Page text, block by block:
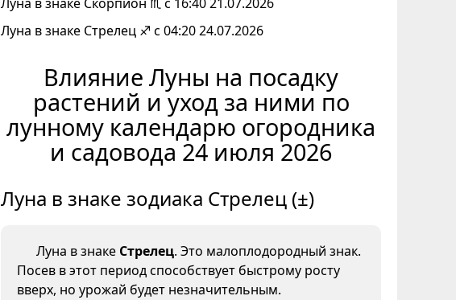
Луна в знаке Стрелец ♐ с 04:20 24.07.2026
Влияние Луны на посадку
растений и уход за ними по
лунному календарю огородника
и садовода 24 июля 2026
Луна в знаке зодиака Стрелец (±)
Луна в знаке Стрелец. Это малоплодородный знак.
Посев в этот период способствует быстрому росту
вверх, но урожай будет незначительным.